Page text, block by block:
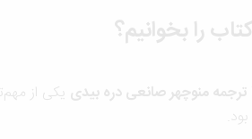
را بخوانیم؟
ترجمه منوچهر صانعی دره بیدی یکی از